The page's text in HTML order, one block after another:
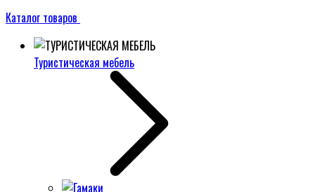
Каталог товаров
Туристическая мебель